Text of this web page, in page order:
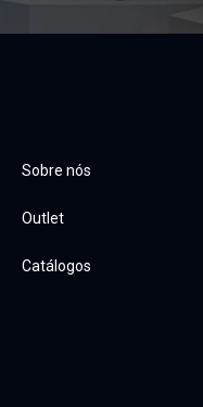
Sobre nós
Outlet
Catálogos